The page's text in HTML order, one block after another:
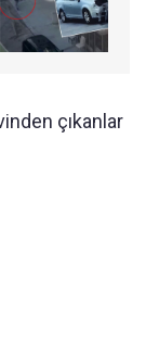
çıkanlar